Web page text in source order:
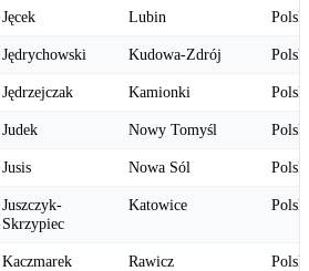
Jęcek Lubin
Jędrychowski Kudowa-Zdrój
Jędrzejczak Kamionki
Judek Nowy Tomyśl
Jusis Nowa Sól
Juszczyk-
Skrzypiec
Katowice
Kaczmarek Rawicz